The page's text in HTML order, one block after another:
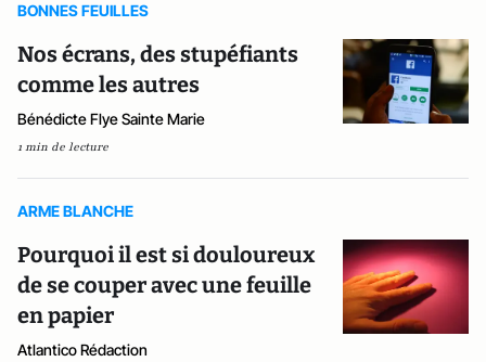
BONNES FEUILLES
Nos écrans, des stupéfiants
comme les autres
Bénédicte Flye Sainte Marie
1 min de lecture
ARME BLANCHE
Pourquoi il est si douloureux
de se couper avec une feuille
en papier
Atlantico Rédaction